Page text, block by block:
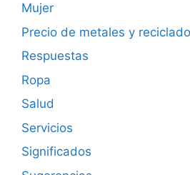
Mujer
Precio de metales y
Respuestas
Ropa
Salud
Servicios
Significados